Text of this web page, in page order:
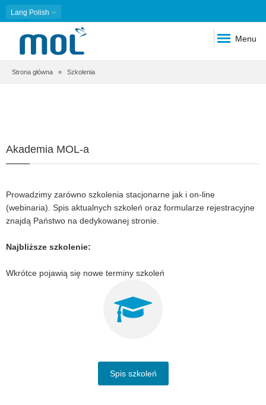
Lang Polish
Menu
Ścieżka
Strona główna Szkolenia
Akademia MOL-a
Prowadzimy zarówno szkolenia stacjonarne jak i on-line
(webinaria). Spis aktualnych szkoleń oraz formularze rejestracyjne
znajdą Państwo na dedykowanej stronie.
Najbliższe szkolenie:
Wkrótce pojawią się nowe terminy szkoleń
Spis szkoleń